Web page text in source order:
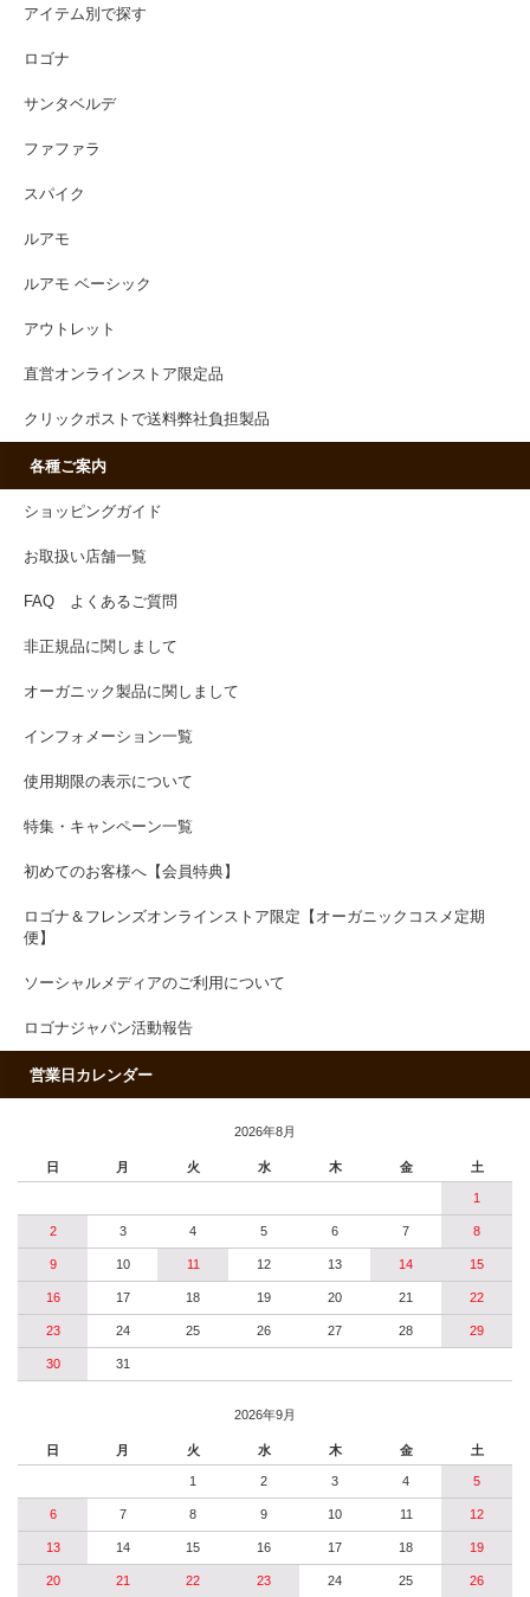
アイテム別で探す
ロゴナ
サンタベルデ
ファファラ
スパイク
ルアモ
ルアモ ベーシック
アウトレット
直営オンラインストア限定品
クリックポストで送料弊社負担製品
各種ご案内
ショッピングガイド
お取扱い店舗一覧
FAQ よくあるご質問
非正規品に関しまして
オーガニック製品に関しまして
インフォメーション一覧
使用期限の表示について
特集・キャンペーン一覧
初めてのお客様へ【会員特典】
ロゴナ＆フレンズオンラインストア限定【オーガニックコスメ定期
便】
ソーシャルメディアのご利用について
ロゴナジャパン活動報告
営業日カレンダー
2026年8月
日 月 火 水 木 金 土
1
2 3 4 5 6 7 8
9 10 11 12 13 14 15
16 17 18 19 20 21 22
23 24 25 26 27 28 29
30 31
2026年9月
日 月 火 水 木 金 土
1 2 3 4 5
6 7 8 9 10 11 12
13 14 15 16 17 18 19
20 21 22 23 24 25 26